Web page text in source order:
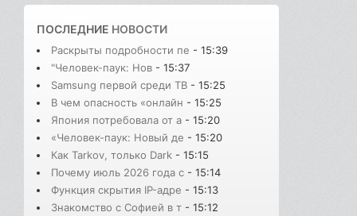
ПОСЛЕДНИЕ НОВОСТИ
Раскрыты подробности пе - 15:39
"Человек-паук: Нов - 15:37
Samsung первой среди ТВ - 15:25
В чем опасность «онлайн - 15:25
Япония потребовала от а - 15:20
«Человек-паук: Новый де - 15:20
Как Tarkov, только Dark - 15:15
Почему июль 2026 года с - 15:14
Функция скрытия IP-адре - 15:13
Знакомство с Софией в т - 15:12